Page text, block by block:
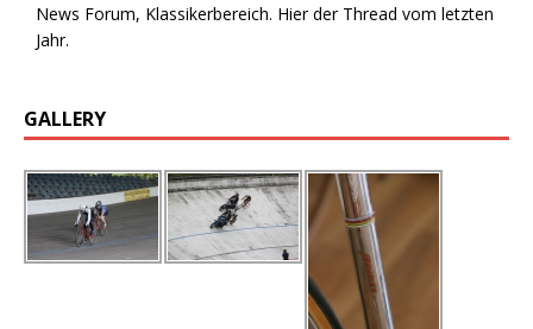
News Forum, Klassikerbereich. Hier der Thread vom letzten
Jahr.
GALLERY